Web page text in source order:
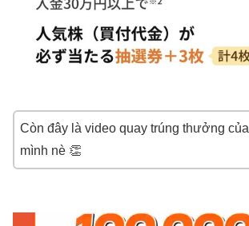
Còn đây là video quay trúng thưởng của
mình nè 👏